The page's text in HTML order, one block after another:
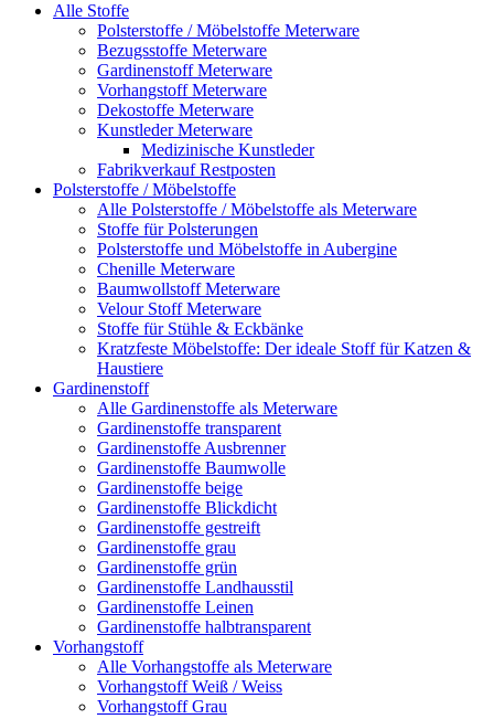
Alle Stoffe
Polsterstoffe / Möbelstoffe Meterware
Bezugsstoffe Meterware
Gardinenstoff Meterware
Vorhangstoff Meterware
Dekostoffe Meterware
Kunstleder Meterware
Medizinische Kunstleder
Fabrikverkauf Restposten
Polsterstoffe / Möbelstoffe
Alle Polsterstoffe / Möbelstoffe als Meterware
Stoffe für Polsterungen
Polsterstoffe und Möbelstoffe in Aubergine
Chenille Meterware
Baumwollstoff Meterware
Velour Stoff Meterware
Stoffe für Stühle & Eckbänke
Kratzfeste Möbelstoffe: Der ideale Stoff für Katzen &
Haustiere
Gardinenstoff
Alle Gardinenstoffe als Meterware
Gardinenstoffe transparent
Gardinenstoffe Ausbrenner
Gardinenstoffe Baumwolle
Gardinenstoffe beige
Gardinenstoffe Blickdicht
Gardinenstoffe gestreift
Gardinenstoffe grau
Gardinenstoffe grün
Gardinenstoffe Landhausstil
Gardinenstoffe Leinen
Gardinenstoffe halbtransparent
Vorhangstoff
Alle Vorhangstoffe als Meterware
Vorhangstoff Weiß / Weiss
Vorhangstoff Grau